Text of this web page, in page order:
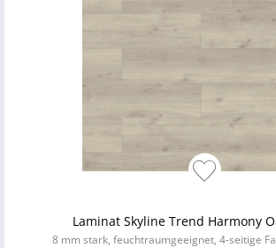
Laminat Skyline Trend Harmony
8 mm stark, feuchtraumgeeignet, 4-seitige